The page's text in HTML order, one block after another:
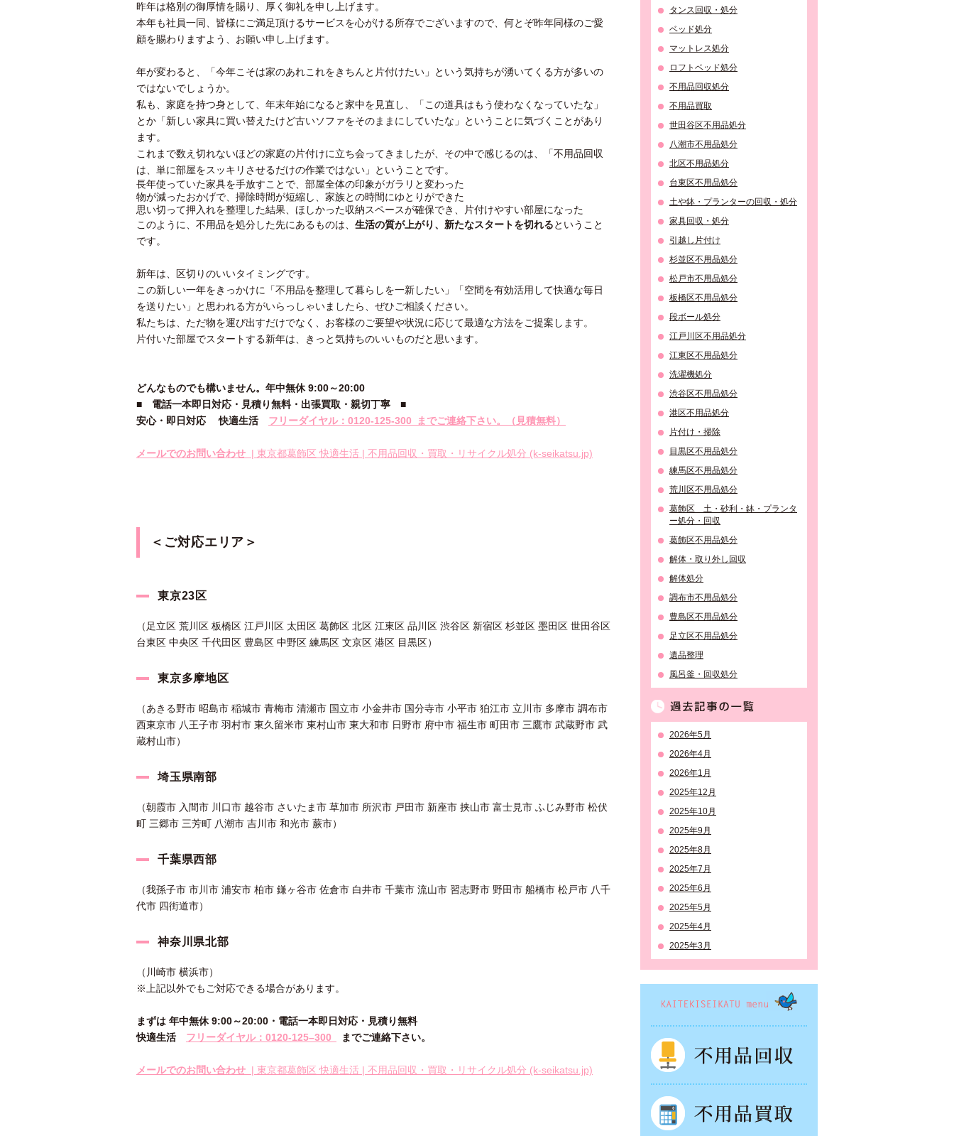
昨年は格別の御厚情を賜り、厚く御礼を申し上げます。
本年も社員一同、皆様にご満足頂けるサービスを心がける所存でございますので、何とぞ昨年同様のご愛
顧を賜わりますよう、お願い申し上げます。
年が変わると、「今年こそは家のあれこれをきちんと片付けたい」という気持ちが湧いてくる方が多いの
ではないでしょうか。
私も、家庭を持つ身として、年末年始になると家中を見直し、「この道具はもう使わなくなっていたな」
とか「新しい家具に買い替えたけど古いソファをそのままにしていたな」ということに気づくことがあり
ます。
これまで数え切れないほどの家庭の片付けに立ち会ってきましたが、その中で感じるのは、「不用品回収
は、単に部屋をスッキリさせるだけの作業ではない」ということです。
長年使っていた家具を手放すことで、部屋全体の印象がガラリと変わった
物が減ったおかげで、掃除時間が短縮し、家族との時間にゆとりができた
思い切って押入れを整理した結果、ほしかった収納スペースが確保でき、片付けやすい部屋になった
このように、不用品を処分した先にあるものは、 生活の質が上がり、新たなスタートを切れるということ
です。
新年は、区切りのいいタイミングです。
この新しい一年をきっかけに「不用品を整理して暮らしを一新したい」「空間を有効活用して快適な毎日
を送りたい」と思われる方がいらっしゃいましたら、ぜひご相談ください。
私たちは、ただ物を運び出すだけでなく、お客様のご要望や状況に応じて最適な方法をご提案します。
片付いた部屋でスタートする新年は、きっと気持ちのいいものだと思います。
どんなものでも構いません。年中無休 9:00～20:00
■ 電話一本即日対応・見積り無料・出張買取・親切丁寧 ■
安心・即日対応 快適生活 フリーダイヤル：0120-125‐300 までご連絡下さい。 （見積無料）
メールでのお問い合わせ | 東京都葛飾区 快適生活 | 不用品回収・買取・リサイクル処分 (k-seikatsu.jp)
＜ご対応エリア＞
東京23区
（足立区 荒川区 板橋区 江戸川区 太田区 葛飾区 北区 江東区 品川区 渋谷区 新宿区 杉並区 墨田区 世田谷区
台東区 中央区 千代田区 豊島区 中野区 練馬区 文京区 港区 目黒区）
東京多摩地区
（あきる野市 昭島市 稲城市 青梅市 清瀬市 国立市 小金井市 国分寺市 小平市 狛江市 立川市 多摩市 調布市
西東京市 八王子市 羽村市 東久留米市 東村山市 東大和市 日野市 府中市 福生市 町田市 三鷹市 武蔵野市 武
蔵村山市）
埼玉県南部
（朝霞市 入間市 川口市 越谷市 さいたま市 草加市 所沢市 戸田市 新座市 挟山市 富士見市 ふじみ野市 松伏
町 三郷市 三芳町 八潮市 吉川市 和光市 蕨市）
千葉県西部
（我孫子市 市川市 浦安市 柏市 鎌ヶ谷市 佐倉市 白井市 千葉市 流山市 習志野市 野田市 船橋市 松戸市 八千
代市 四街道市）
神奈川県北部
（川崎市 横浜市）
※上記以外でもご対応できる場合があります。
まずは 年中無休 9:00～20:00・電話一本即日対応・見積り無料
快適生活 フリーダイヤル：0120-125–300 までご連絡下さい。
メールでのお問い合わせ | 東京都葛飾区 快適生活 | 不用品回収・買取・リサイクル処分 (k-seikatsu.jp)
タンス回収・処分
ベッド処分
マットレス処分
ロフトベッド処分
不用品回収処分
不用品買取
世田谷区不用品処分
八潮市不用品処分
北区不用品処分
台東区不用品処分
土や鉢・プランターの回収・処分
家具回収・処分
引越し片付け
杉並区不用品処分
松戸市不用品処分
板橋区不用品処分
段ボール処分
江戸川区不用品処分
江東区不用品処分
洗濯機処分
渋谷区不用品処分
港区不用品処分
片付け・掃除
目黒区不用品処分
練馬区不用品処分
荒川区不用品処分
葛飾区 土・砂利・鉢・プランタ
ー処分・回収
葛飾区不用品処分
解体・取り外し回収
解体処分
調布市不用品処分
豊島区不用品処分
足立区不用品処分
遺品整理
風呂釜・回収処分
2026年5月
2026年4月
2026年1月
2025年12月
2025年10月
2025年9月
2025年8月
2025年7月
2025年6月
2025年5月
2025年4月
2025年3月